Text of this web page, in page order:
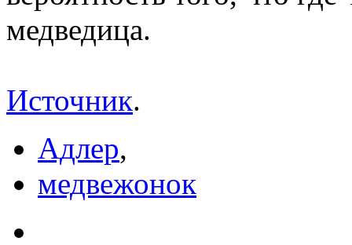
медведица.
Источник.
Адлер,
медвежонок